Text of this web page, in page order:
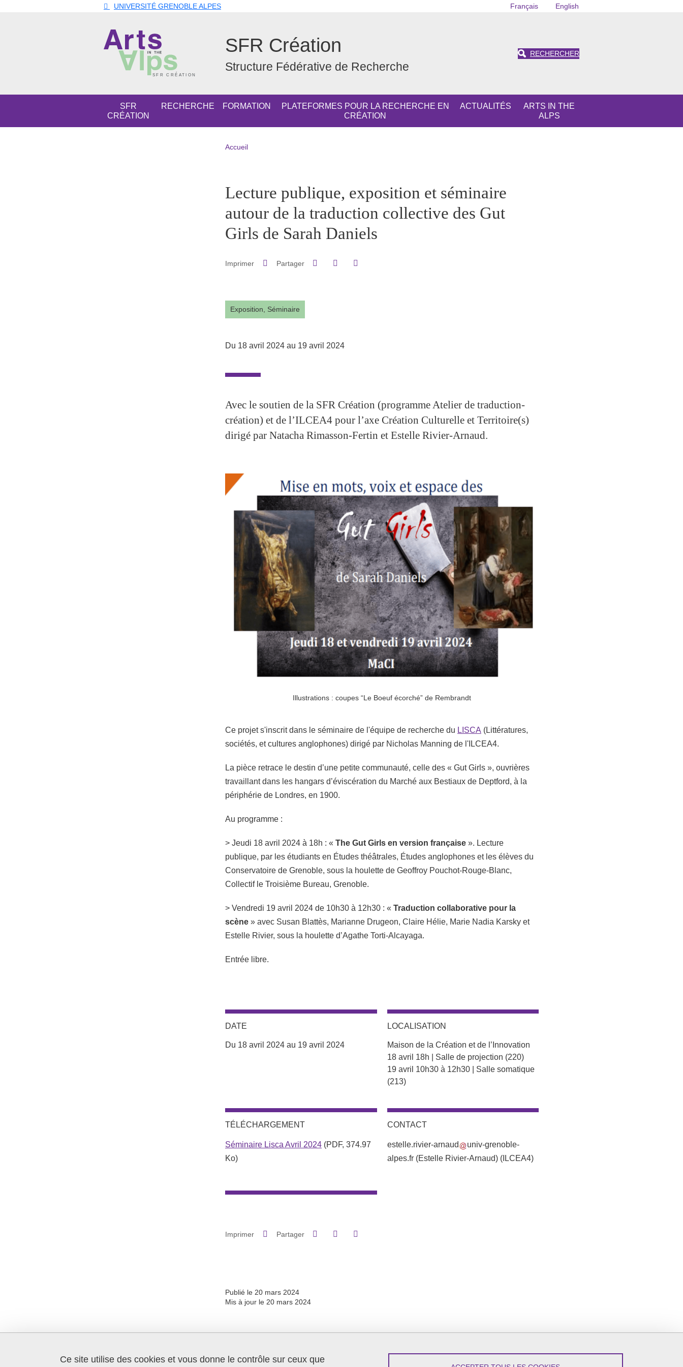
UNIVERSITÉ GRENOBLE ALPES Français English
SFR Création
Structure Fédérative de Recherche
RECHERCHER
Navigation principale
SFR
CRÉATION
RECHERCHE FORMATION
PLATEFORMES POUR LA RECHERCHE EN
CRÉATION
ACTUALITÉS
ARTS IN THE
ALPS
Fil d'Ariane
Accueil
Navigation principale SidebarLecture publique, exposition et séminaire
autour de la traduction collective des Gut
Girls de Sarah Daniels
Imprimer Partager Partager sur Facebook
Partager sur LinkedIn
Exposition, Séminaire
Du 18 avril 2024 au 19 avril 2024
Avec le soutien de la SFR Création (programme Atelier de traduction-
création) et de l’ILCEA4 pour l’axe Création Culturelle et Territoire(s)
dirigé par Natacha Rimasson-Fertin et Estelle Rivier-Arnaud.
Illustrations : coupes “Le Boeuf écorché” de Rembrandt
Ce projet s'inscrit dans le séminaire de l'équipe de recherche du LISCA (Littératures,
sociétés, et cultures anglophones) dirigé par Nicholas Manning de l'ILCEA4.
La pièce retrace le destin d’une petite communauté, celle des « Gut Girls », ouvrières
travaillant dans les hangars d’éviscération du Marché aux Bestiaux de Deptford, à la
périphérie de Londres, en 1900.
Au programme :
> Jeudi 18 avril 2024 à 18h : « The Gut Girls en version française». Lecture
publique, par les étudiants en Études théâtrales, Études anglophones et les élèves du
Conservatoire de Grenoble, sous la houlette de Geoffroy Pouchot-Rouge-Blanc,
Collectif le Troisième Bureau, Grenoble.
> Vendredi 19 avril 2024 de 10h30 à 12h30 : « Traduction collaborative pour la
scène» avec Susan Blattès, Marianne Drugeon, Claire Hélie, Marie Nadia Karsky et
Estelle Rivier, sous la houlette d’Agathe Torti-Alcayaga.
Entrée libre.
DATE
Du 18 avril 2024 au 19 avril 2024
LOCALISATION
Complément lieu
Maison de la Création et de l’Innovation
18 avril 18h | Salle de projection (220)
19 avril 10h30 à 12h30 | Salle somatique
(213)
TÉLÉCHARGEMENT
Séminaire Lisca Avril 2024(PDF, 374.97
Ko)
CONTACT
estelle.rivier-arnaud
univ-grenoble-
alpes.fr(Estelle Rivier-Arnaud)(ILCEA4)
Imprimer Partager Partager sur Facebook
Partager sur LinkedIn
Publié le 20 mars 2024
Mis à jour le 20 mars 2024
SFR Création
Contact
Ce site utilise des cookies et vous donne le contrôle sur ceux que